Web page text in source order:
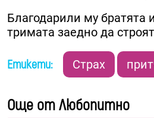
Благодарили му братята
тримата заедно да
Етикети: Страх
Още от Любопитно